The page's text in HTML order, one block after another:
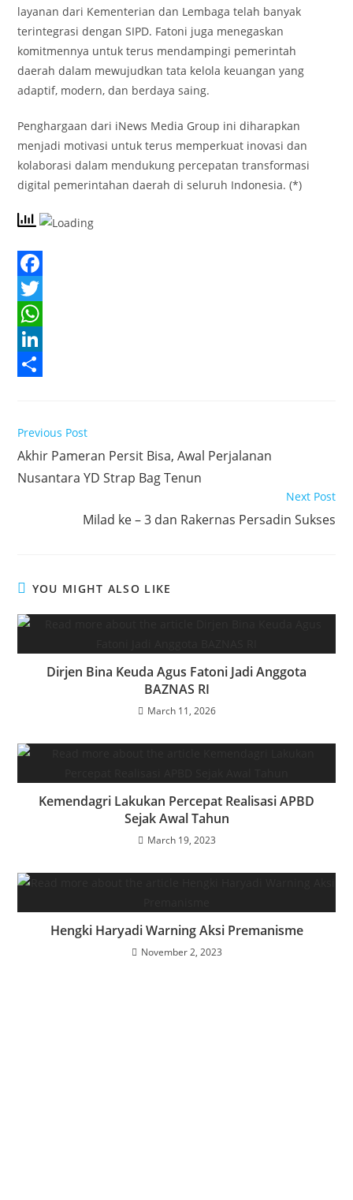
layanan dari Kementerian dan Lembaga telah banyak
terintegrasi dengan SIPD. Fatoni juga menegaskan
komitmennya untuk terus mendampingi pemerintah
daerah dalam mewujudkan tata kelola keuangan yang
adaptif, modern, dan berdaya saing.
Penghargaan dari iNews Media Group ini diharapkan
menjadi motivasi untuk terus memperkuat inovasi dan
kolaborasi dalam mendukung percepatan transformasi
digital pemerintahan daerah di seluruh Indonesia. (*)
F
a
c
e
o
k
T
w
e
r
W
h
s
A
L
k
e
a
r
Read
more
articles
Previous Post
Akhir Pameran Persit Bisa, Awal Perjalanan
Nusantara YD Strap Bag Tenun
Next Post
Milad ke – 3 dan Rakernas Persadin Sukses
YOU MIGHT ALSO LIKE
Dirjen Bina Keuda Agus Fatoni Jadi Anggota
BAZNAS RI
March 11, 2026
Kemendagri Lakukan Percepat Realisasi APBD
Sejak Awal Tahun
March 19, 2023
Hengki Haryadi Warning Aksi Premanisme
November 2, 2023